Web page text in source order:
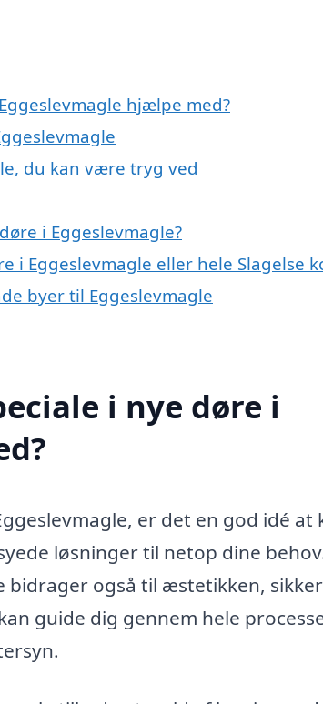
hjælpe med?
du kan være tryg ved
i Eggeslevmagle?
i Eggeslevmagle eller hele Slagelse
byer til Eggeslevmagle
i nye døre i
er det en god idé at
løsninger til netop dine
også til æstetikken,
guide dig gennem hele